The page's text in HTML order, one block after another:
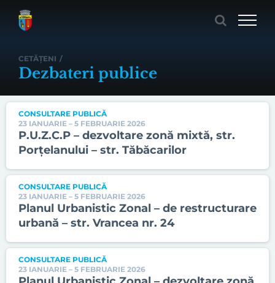
CETĂȚENI /
Dezbateri publice
CONSULTARE PUBLICĂ
23 IANUARIE – 5 FEBRUARIE 2026
P.U.Z.C.P – dezvoltare zonă mixtă, str.
Porțelanului – str. Tăbăcarilor
CONSULTARE PUBLICĂ
23 IANUARIE – 5 FEBRUARIE 2026
Planul Urbanistic Zonal – de restructurare
urbană – str. Vrancea nr. 24
CONSULTARE PUBLICĂ
23 IANUARIE – 5 FEBRUARIE 2026